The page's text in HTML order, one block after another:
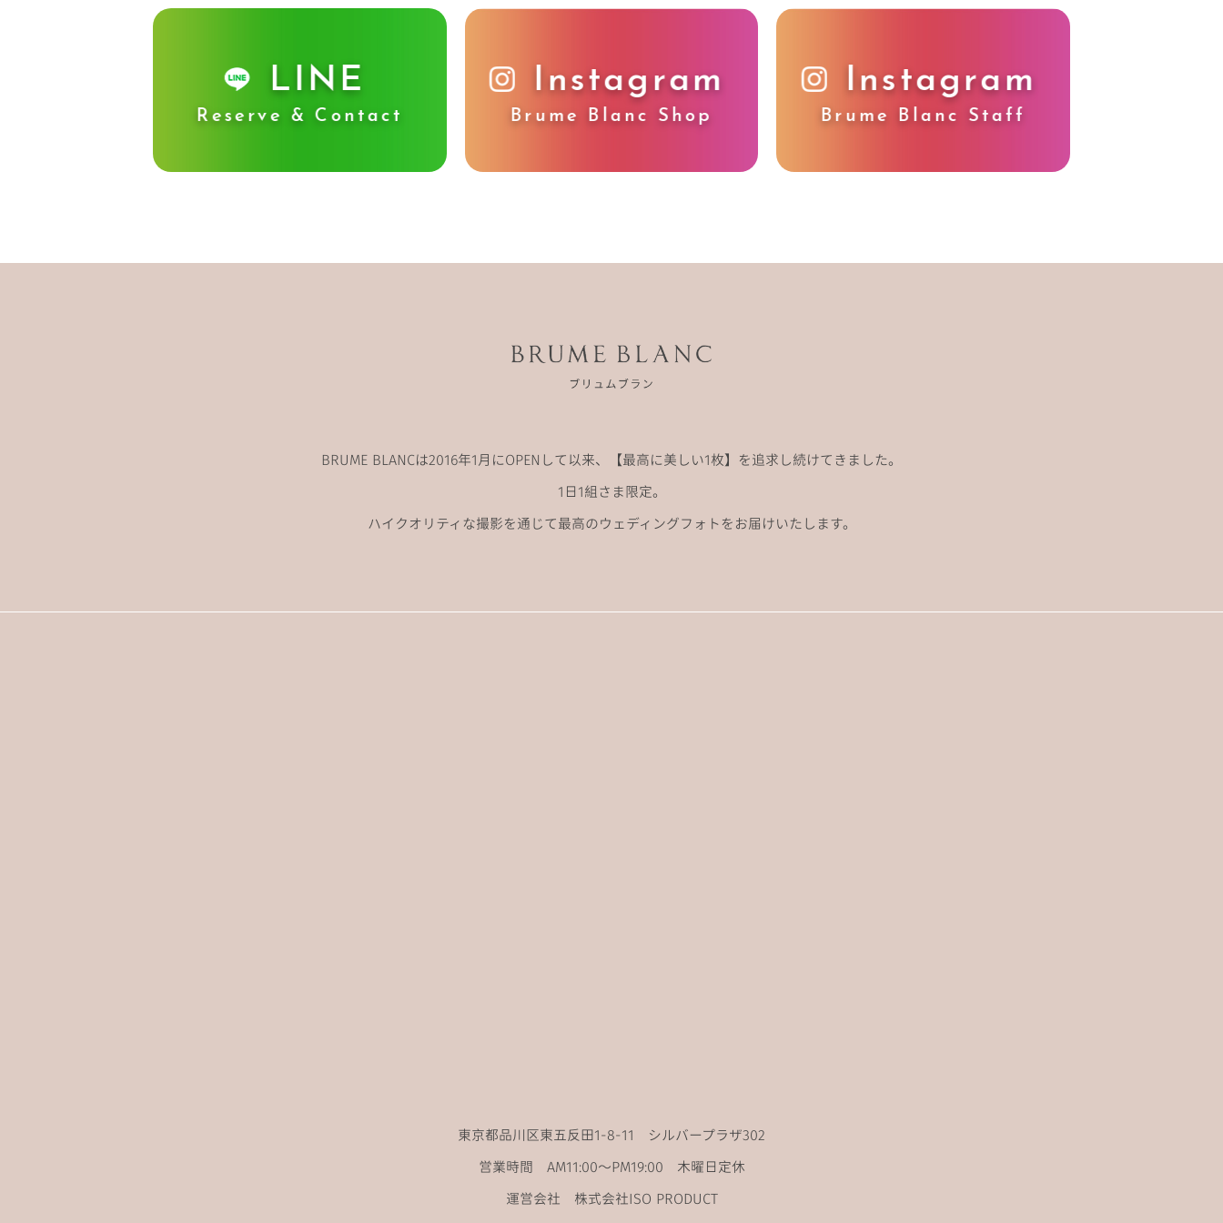
LINE
Reserve & Contact
Instagram
Brume Blanc Shop
Instagram
Brume Blanc Staff
BRUME BLANCは2016年1月にOPENして以来、
【最高に美しい1枚】を追求し続けてきました。
1日1組さま限定。
ハイクオリティな撮影を通じて最高のウェディングフォトをお届けいたします。
東京都品川区東五反田1-8-11 シルバープラザ302
営業時間 AM11:00〜PM19:00 木曜日定休
運営会社 株式会社ISO PRODUCT